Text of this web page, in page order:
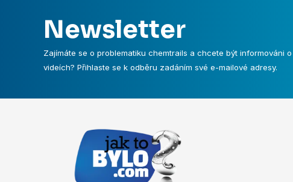
Newsletter
Zajímáte se o problematiku chemtrails a chcete být informováni
videích? Přihlaste se k odběru zadáním své e-mailové adresy.